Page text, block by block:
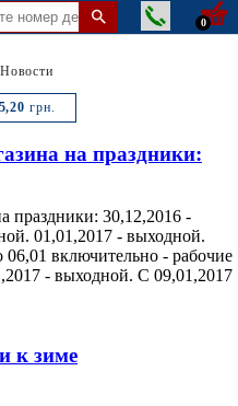
0
Новости
грн.
на праздники:
праздники: 30,12,2016 -
01,01,2017 - выходной.
включительно - рабочие
- выходной. С 09,01,2017
к зиме